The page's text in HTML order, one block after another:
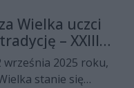
i rozszerzyć
Wielka uczci
– XXIII
z Kulturą
już 12 września
września 2025 roku,
stanie się